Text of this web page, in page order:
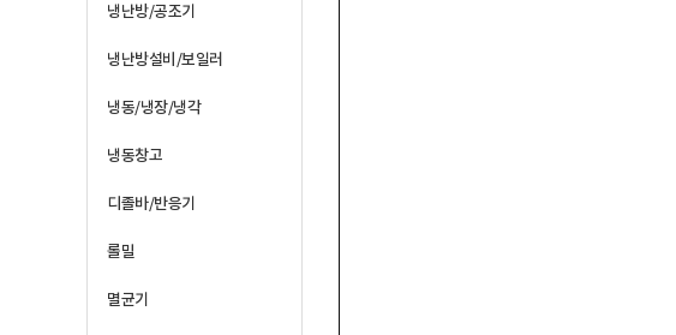
냉난방/공조기
냉난방설비/보일러
냉동/냉장/냉각
냉동창고
디졸바/반응기
롤밀
멸균기